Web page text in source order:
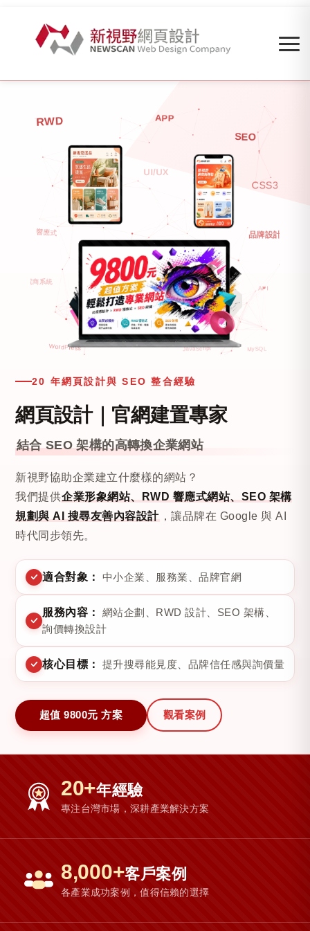
20 年網頁設計與 SEO 整合經驗
網頁設計｜官網建置專家
結合 SEO 架構的高轉換企業網站
新視野協助企業建立什麼樣的網站？
我們提供企業形象網站、RWD 響應式網站、SEO 架構
規劃與 AI 搜尋友善內容設計 ，讓品牌在 Google 與 AI
時代同步領先。
適合對象： 中小企業、服務業、品牌官網
服務內容：
網站企劃、RWD 設計、SEO 架構、
詢價轉換設計
核心目標： 提升搜尋能見度、品牌信任感與詢價量
超值 9800元 方案 觀看案例
20+年經驗
專注台灣市場，深耕產業解決方案
8,000+客戶案例
各產業成功案例，值得信賴的選擇